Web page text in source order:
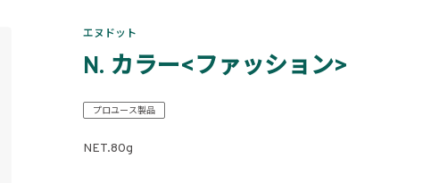
エヌドット
N. カラー<ファッション>
プロユース製品
NET.80g